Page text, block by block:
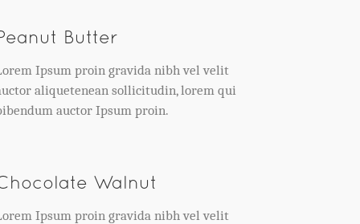
Butter
Ipsum proin gravida nibh vel velit
aliquetenean sollicitudin, lorem qui
auctor Ipsum proin.
Walnut
Ipsum proin gravida nibh vel velit